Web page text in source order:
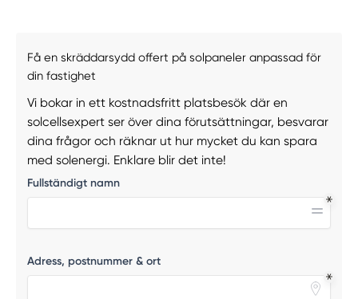
Få en skräddarsydd offert på solpaneler anpassad för
din fastighet
Vi bokar in ett kostnadsfritt platsbesök där en
solcellsexpert ser över dina förutsättningar, besvarar
dina frågor och räknar ut hur mycket du kan spara
med solenergi. Enklare blir det inte!
Fullständigt namn
Adress, postnummer & ort